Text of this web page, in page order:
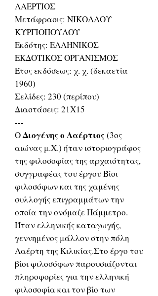
ΛΑΕΡΤΙΟΣ
Μετάφρασις: ΝΙΚΟΛΑΟΥ
ΚΥΡΓΙΟΠΟΥΛΟΥ
Εκδότης: ΕΛΛΗΝΙΚΟΣ
ΕΚΔΟΤΙΚΟΣ ΟΡΓΑΝΙΣΜΟΣ
Έτος εκδόσεως: χ. χ. (δεκαετία
1960)
Σελίδες: 230 (περίπου)
Διαστάσεις: 21Χ15
---
ΟΔιογένης ο Λαέρτιος (3ος
αιώνας μ.Χ.) ήταν ιστοριογράφος
της φιλοσοφίας της αρχαιότητας,
συγγραφέας του έργου Βίοι
φιλοσόφων και της χαμένης
συλλογής επιγραμμάτων την
οποία την ονόμαζε Πάμμετρο.
Ήταν ελληνικής καταγωγής,
γεννημένος μάλλον στην πόλη
Λαέρτη της Κιλικίας.Στο έργο του
βίοι φιλοσόφων παρουσιάζονται
πληροφορίες για την ελληνική
φιλοσοφία και τον βίο των